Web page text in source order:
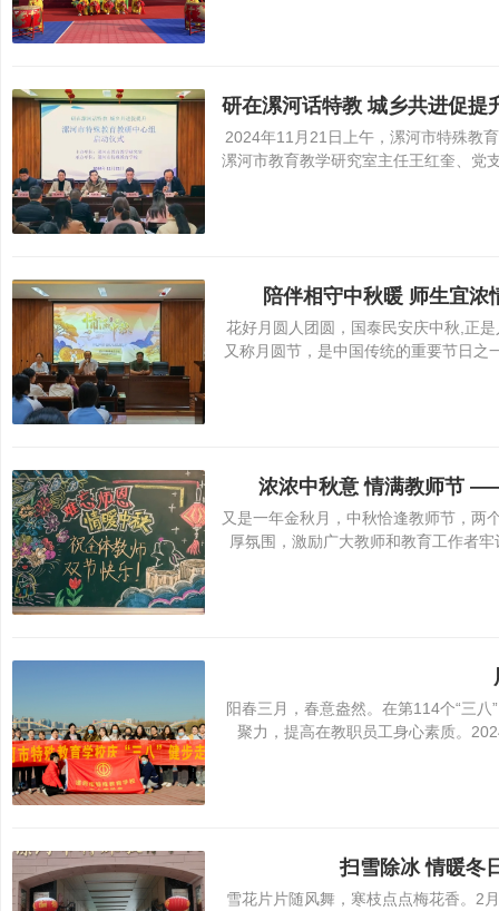
2024年11月21日上午，漯河市特殊教
漯河市教育教学研究室主任王红奎、党
陪伴相守中秋暖 师生宜
花好月圆人团圆，国泰民安庆中秋,正
又称月圆节，是中国传统的重要节日
浓浓中秋意 情满教师节
又是一年金秋月，中秋恰逢教师节，两
厚氛围，激励广大教师和教育工作者
阳春三月，春意盎然。在第114个“三
聚力，提高在教职员工身心素质。
扫雪除冰 情暖冬
雪花片片随风舞，寒枝点点梅花香。2